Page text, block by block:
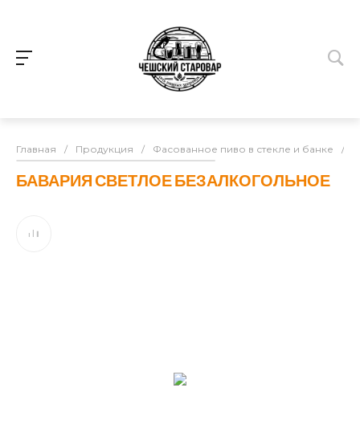
Главная / Продукция / Фасованное пиво в стекле и банке /
БАВАРИЯ СВЕТЛОЕ БЕЗАЛКОГОЛЬНОЕ